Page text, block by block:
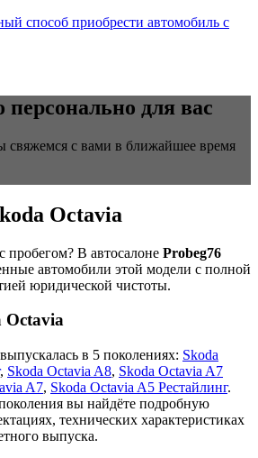
способ приобрести автомобиль с
персонально для вас
свяжемся с вами в ближайшее время
Octavia
с пробегом? В автосалоне Probeg76
автомобили этой модели с полной
юридической чистоты.
Octavia
в 5 поколениях: Skoda
, Skoda Octavia A8, Skoda Octavia A7
A7, Skoda Octavia A5 Рестайлинг.
вы найдёте подробную
технических характеристиках
выпуска.